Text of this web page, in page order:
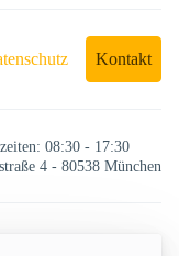
Kontakt
08:30 - 17:30
4 - 80538 München